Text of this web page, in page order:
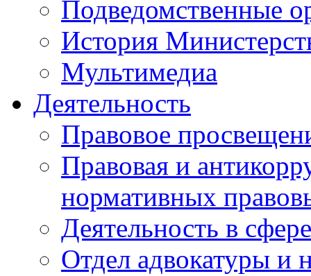
Подведомственные
История
Мультимедиа
Деятельность
Правовое
Правовая и
нормативных
Деятельность в
Отдел адвокатуры и